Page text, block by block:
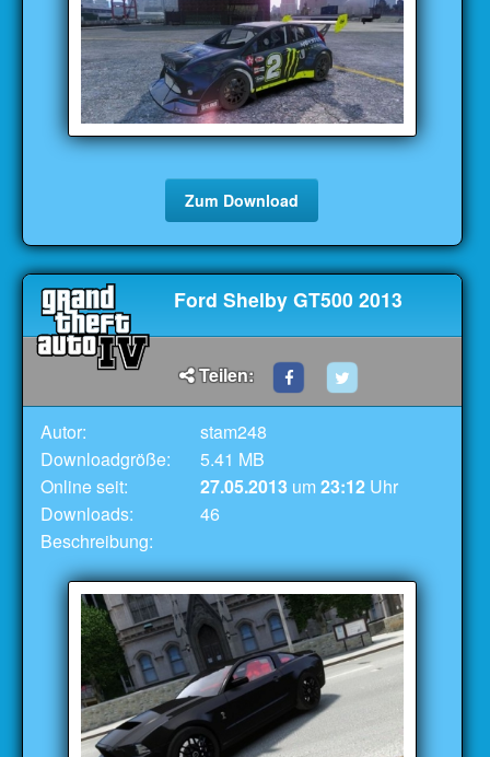
Zum Download
Ford Shelby GT500 2013
Teilen:
Autor:
stam248
Downloadgröße:
5.41 MB
Online seit:
27.05.2013 um23:12 Uhr
Downloads:
46
Beschreibung: